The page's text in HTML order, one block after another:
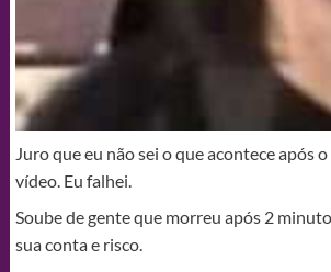
Juro que eu não sei o que acontece após
vídeo. Eu falhei.
Soube de gente que morreu após 2
sua conta e risco.